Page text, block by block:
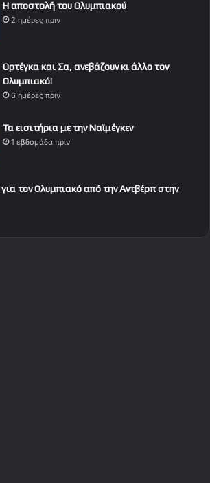
Η αποστολή του Ολυμπιακού
2 ημέρες πριν
Ορτέγκα και Σα, ανεβάζουν κι άλλο τον
Ολυμπιακό!
6 ημέρες πριν
Τα εισιτήρια με την Ναϊμέγκεν
1 εβδομάδα πριν
τον Ολυμπιακό από την Αντβέρπ στην